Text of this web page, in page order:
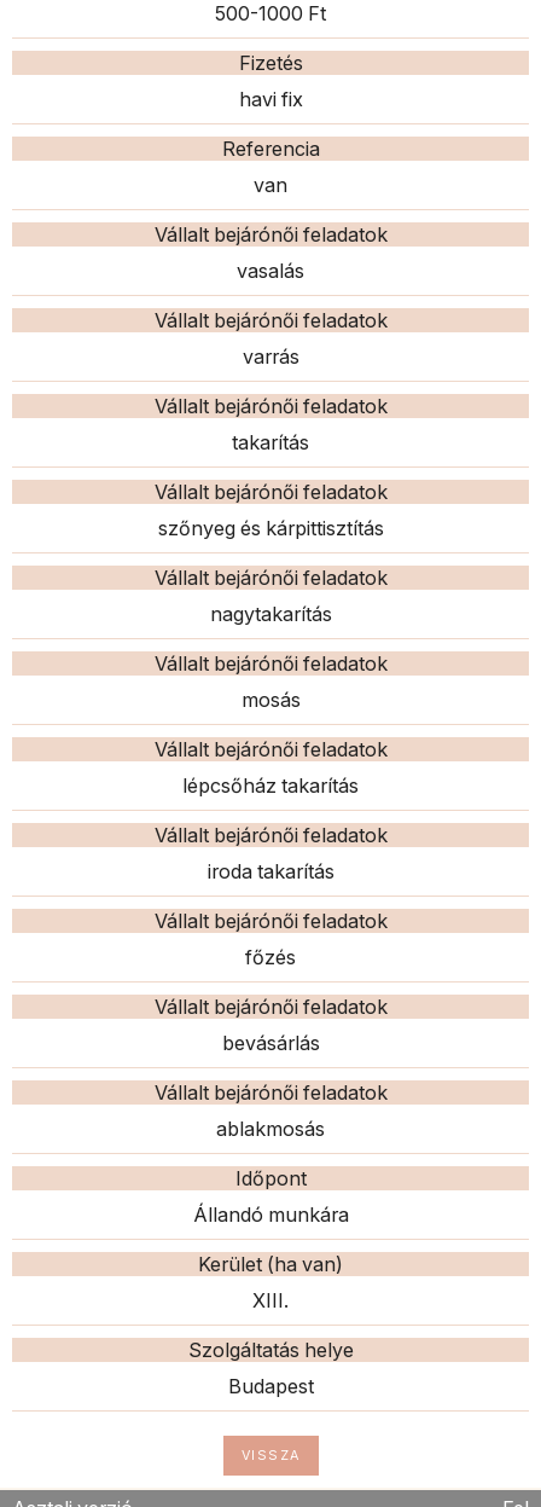
500-1000 Ft
Fizetés
havi fix
Referencia
van
Vállalt bejárónői feladatok
vasalás
Vállalt bejárónői feladatok
varrás
Vállalt bejárónői feladatok
takarítás
Vállalt bejárónői feladatok
szőnyeg és kárpittisztítás
Vállalt bejárónői feladatok
nagytakarítás
Vállalt bejárónői feladatok
mosás
Vállalt bejárónői feladatok
lépcsőház takarítás
Vállalt bejárónői feladatok
iroda takarítás
Vállalt bejárónői feladatok
főzés
Vállalt bejárónői feladatok
bevásárlás
Vállalt bejárónői feladatok
ablakmosás
Időpont
Állandó munkára
Kerület (ha van)
XIII.
Szolgáltatás helye
Budapest
VISSZA